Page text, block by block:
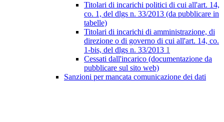
Titolari di incarichi politici di cui all'art. 14,
co. 1, del dlgs n. 33/2013 (da pubblicare in
tabelle)
Titolari di incarichi di amministrazione, di
direzione o di governo di cui all'art. 14, co.
1-bis, del dlgs n. 33/2013 1
Cessati dall'incarico (documentazione da
pubblicare sul sito web)
Sanzioni per mancata comunicazione dei dati